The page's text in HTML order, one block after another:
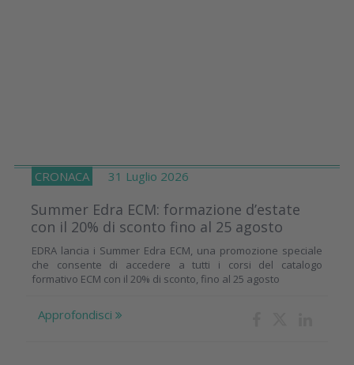
CRONACA 31 Luglio 2026
Summer Edra ECM: formazione d’estate
con il 20% di sconto fino al 25 agosto
EDRA lancia i Summer Edra ECM, una promozione speciale
che consente di accedere a tutti i corsi del catalogo
formativo ECM con il 20% di sconto, fino al 25 agosto
Approfondisci